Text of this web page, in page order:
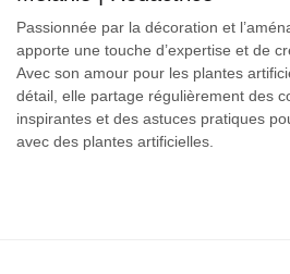
Passionnée par la décoration et
apporte une touche d’expertise et de
Avec son amour pour les plantes
détail, elle partage régulièrement des
inspirantes et des astuces pratiques
avec des plantes artificielles.